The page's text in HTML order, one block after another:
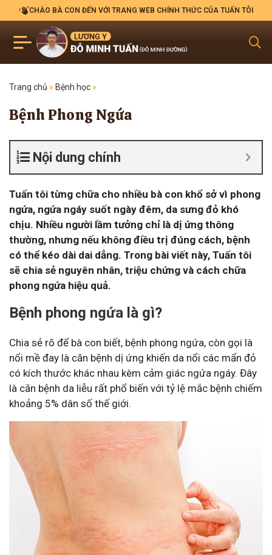
CHÀO BÀ CON ĐẾN VỚI TRANG WEB CHÍNH THỨC CỦA TUẤN TÔI
Trang chủ » Bệnh học »
Bệnh Phong Ngứa
Nội dung chính
Tuấn tôi từng chữa cho nhiều bà con khổ sở vì phong
ngứa, ngứa ngáy suốt ngày đêm, da sưng đỏ khó
chịu. Nhiều người lầm tưởng chỉ là dị ứng thông
thường, nhưng nếu không điều trị đúng cách, bệnh
có thể kéo dài dai dẳng. Trong bài viết này, Tuấn tôi
sẽ chia sẻ nguyên nhân, triệu chứng và cách chữa
phong ngứa hiệu quả​.
Bệnh phong ngứa là gì?
Chia sẻ rõ để bà con biết, bệnh phong ngứa, còn gọi là
nổi mề đay là căn bệnh dị ứng khiến da nổi các mẩn đỏ
có kích thước khác nhau kèm cảm giác ngứa ngáy. Đây
là căn bệnh da liễu rất phổ biến với tỷ lệ mắc bệnh chiếm
khoảng 5% dân số thế giới.